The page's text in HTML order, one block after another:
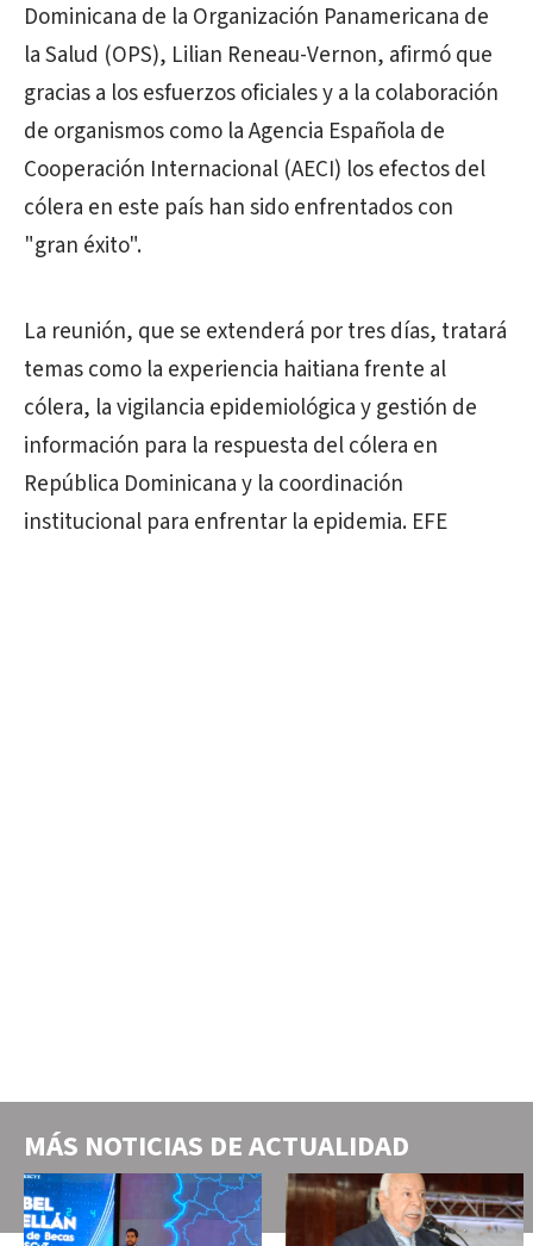
Dominicana de la Organización Panamericana de
la Salud (OPS), Lilian Reneau-Vernon, afirmó que
gracias a los esfuerzos oficiales y a la colaboración
de organismos como la Agencia Española de
Cooperación Internacional (AECI) los efectos del
cólera en este país han sido enfrentados con
"gran éxito".
La reunión, que se extenderá por tres días, tratará
temas como la experiencia haitiana frente al
cólera, la vigilancia epidemiológica y gestión de
información para la respuesta del cólera en
República Dominicana y la coordinación
institucional para enfrentar la epidemia. EFE
MÁS NOTICIAS DEACTUALIDAD